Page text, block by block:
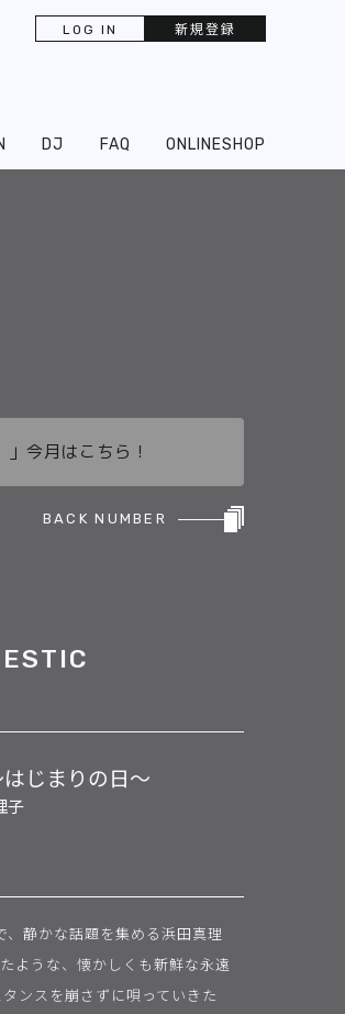
LOG IN 新規登録
DJ FAQ ONLINESHOP
今月はこちら！
BACK NUMBER
じまりの日〜
子
、静かな話題を集める浜田真理
ような、懐かしくも新鮮な永遠
ンスを崩さずに唄っていきた